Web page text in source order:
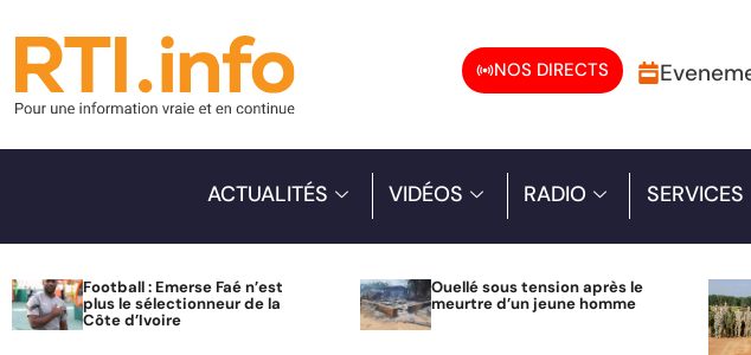
NOS DIRECTS
ACTUALITÉS VIDÉOS RADIO SERVICES
Football : Emerse Faé n’est
plus le sélectionneur de la
Côte d’Ivoire
Ouellé sous tension après le
meurtre d’un jeune homme